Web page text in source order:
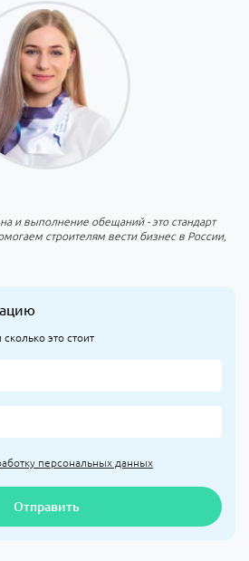
и выполнение обещаний - это стандарт
строителям вести бизнес в России,
это стоит
персональных данных
Отправить